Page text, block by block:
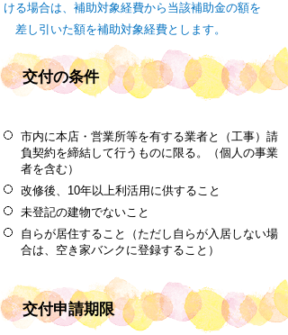
ける場合は、補助対象経費から当該補助金の額を
差し引いた額を補助対象経費とします。
交付の条件
市内に本店・営業所等を有する業者と（工事）請
負契約を締結して行うものに限る。（個人の事業
者を含む）
改修後、10年以上利活用に供すること
未登記の建物でないこと
自らが居住すること（ただし自らが入居しない場
合は、空き家バンクに登録すること）
交付申請期限